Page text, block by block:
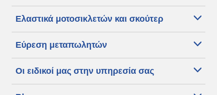
Ελαστικά μοτοσικλετών και σκούτερ
Εύρεση μεταπωλητών
Οι ειδικοί μας στην υπηρεσία σας